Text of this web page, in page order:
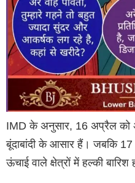
IMD के अनुसार, 16 अप्रैल को
बूंदाबांदी के आसार हैं। जबकि
ऊंचाई वाले क्षेत्रों में हल्की बारिश